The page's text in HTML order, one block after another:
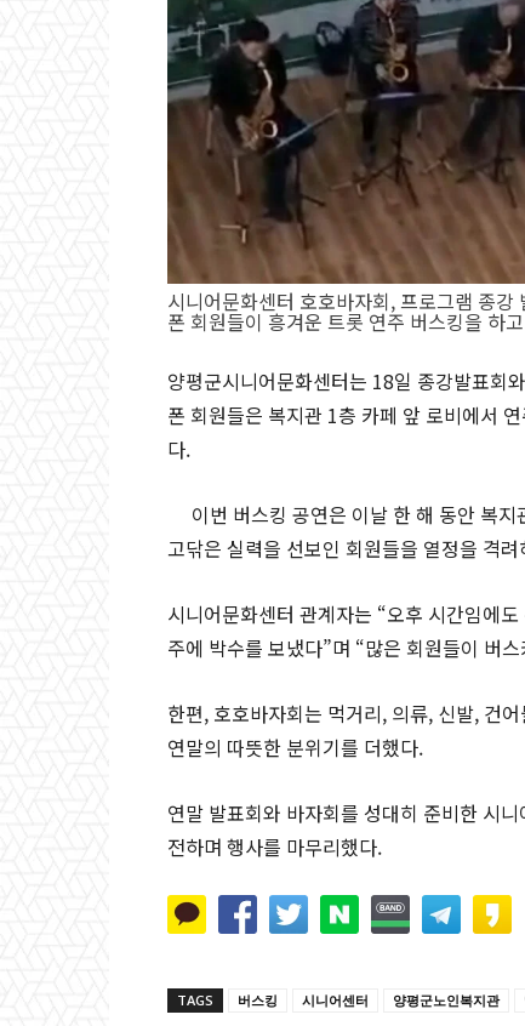
시니어문화센터 호호바자회, 프로그램 종
폰 회원들이 흥겨운 트롯 연주 버스킹을 하
양평군시니어문화센터는 18일 종강발표회
폰 회원들은 복지관 1층 카페 앞 로비에서
다.
이번 버스킹 공연은 이날 한 해 동안 복
고닦은 실력을 선보인 회원들을 열정을 격
시니어문화센터 관계자는 “오후 시간임에
주에 박수를 보냈다”며 “많은 회원들이 버
한편, 호호바자회는 먹거리, 의류, 신발, 건
연말의 따뜻한 분위기를 더했다.
연말 발표회와 바자회를 성대히 준비한 시
전하며 행사를 마무리했다.
TAGS 버스킹 시니어센터 양평군노인복지관